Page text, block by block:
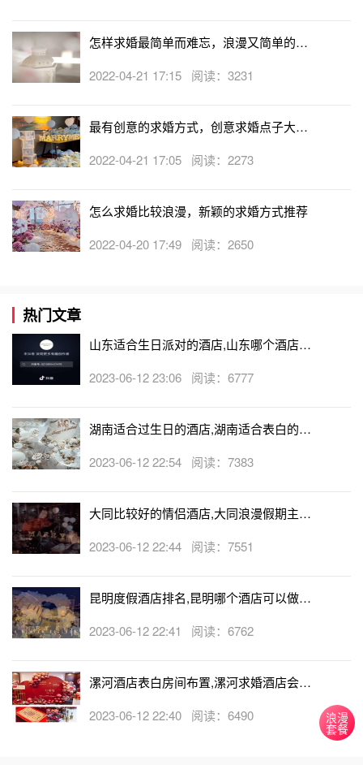
怎样求婚最简单而难忘，浪漫又简单的求
2022-04-21 17:15 阅读：3231
最有创意的求婚方式，创意求婚点子大集
2022-04-21 17:05 阅读：2273
怎么求婚比较浪漫，新颖的求婚方式推荐
2022-04-20 17:49 阅读：2650
热门文章
山东适合生日派对的酒店,山东哪个酒店有
2023-06-12 23:06 阅读：6777
湖南适合过生日的酒店,湖南适合表白的酒
2023-06-12 22:54 阅读：7383
大同比较好的情侣酒店,大同浪漫假期主题
2023-06-12 22:44 阅读：7551
昆明度假酒店排名,昆明哪个酒店可以做求
2023-06-12 22:41 阅读：6762
漯河酒店表白房间布置,漯河求婚酒店会帮
2023-06-12 22:40 阅读：6490 浪漫
套餐